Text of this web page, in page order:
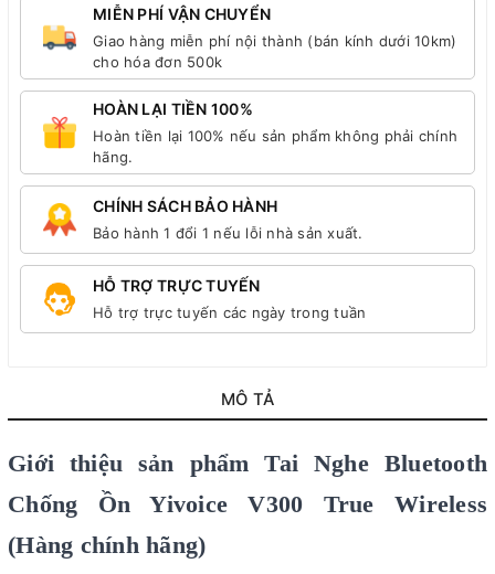
MIỄN PHÍ VẬN CHUYỂN
Giao hàng miễn phí nội thành (bán kính dưới 10km)
cho hóa đơn 500k
HOÀN LẠI TIỀN 100%
Hoàn tiền lại 100% nếu sản phẩm không phải chính
hãng.
CHÍNH SÁCH BẢO HÀNH
Bảo hành 1 đổi 1 nếu lỗi nhà sản xuất.
HỖ TRỢ TRỰC TUYẾN
Hỗ trợ trực tuyến các ngày trong tuần
MÔ TẢ
Giới thiệu sản phẩm Tai Nghe Bluetooth
Chống Ồn Yivoice V300 True Wireless
(Hàng chính hãng)